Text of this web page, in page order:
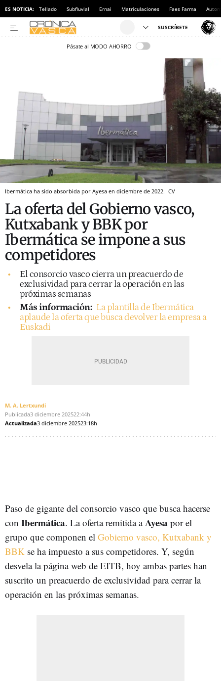
ES NOTICIA: Tellado Subfluvial Ernai Matriculaciones Faes Farma
Pásate al MODO AHORRO
Ibermática ha sido absorbida por Ayesa en diciembre de 2022. CV
La oferta del Gobierno vasco,
Kutxabank y BBK por
Ibermática se impone a sus
competidores
El consorcio vasco cierra un preacuerdo de
exclusividad para cerrar la operación en las
próximas semanas
Más información: La plantilla de Ibermática
aplaude la oferta que busca devolver la empresa a
Euskadi
M. A. Lertxundi
Publicada3 diciembre 202522:44h
Actualizada3 diciembre 202523:18h
Paso de gigante del consorcio vasco que busca hacerse
con Ibermática. La oferta remitida aAyesa por el
grupo que componen el Gobierno vasco, Kutxabank y
BBK se ha impuesto a sus competidores. Y, según
desvela la página web de EITB, hoy ambas partes han
suscrito un preacuerdo de exclusividad para cerrar la
operación en las próximas semanas.